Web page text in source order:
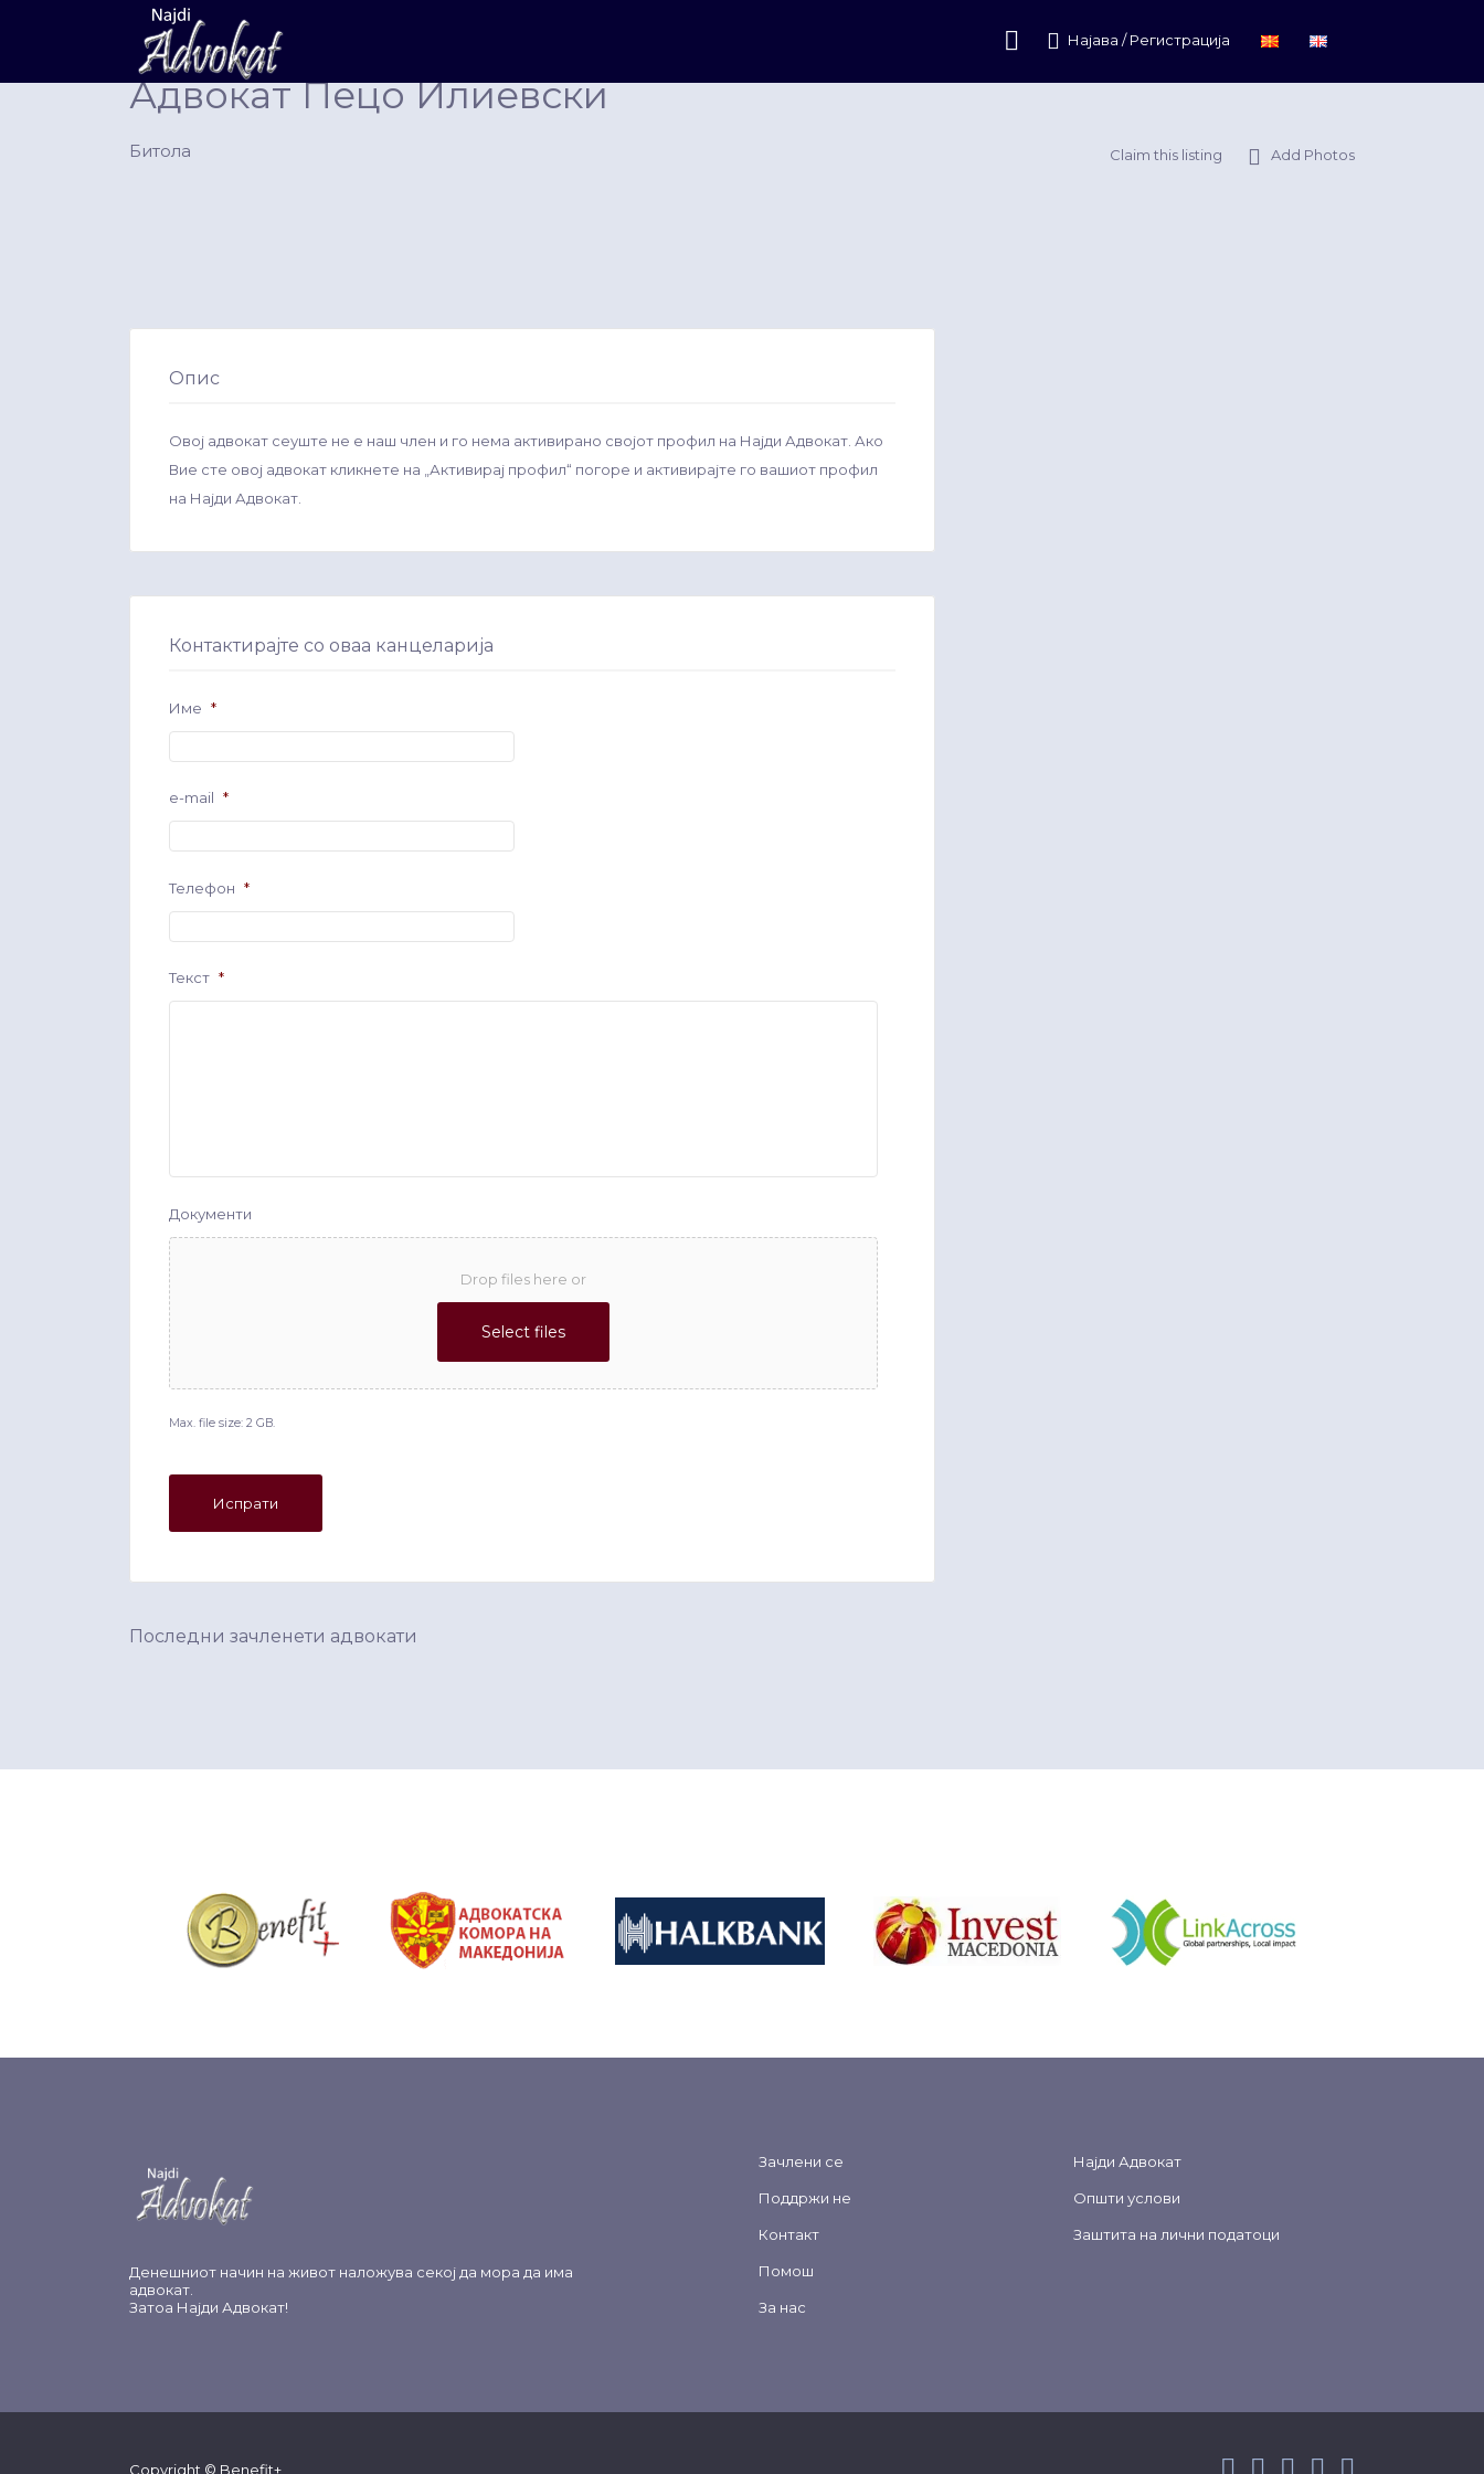
Најава / Регистрација
Search
for:
Адвокат Пецо Илиевски
Битола Claim this listing Add Photos
Опис
Овој адвокат сеуште не е наш член и го нема активирано својот профил на Најди Адвокат. Ако
Вие сте овој адвокат кликнете на „Активирај профил“ погоре и активирајте го вашиот профил
на Најди Адвокат.
Контактирајте со оваа канцеларија
Име *
e-mail *
Телефон *
Текст *
Документи
Drop files here or
Select files
Max. file size: 2 GB.
Последни зачленети адвокати
Денешниот начин на живот наложува секој да мора да има
адвокат.
Затоа Најди Адвокат!
Зачлени се
Поддржи не
Контакт
Помош
За нас
Најди Адвокат
Општи услови
Заштита на лични податоци
Copyright © Benefit+